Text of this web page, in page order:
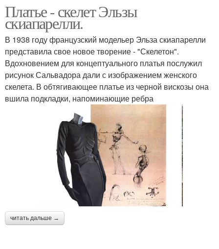
Платье - скелет Эльзы
скиапарелли.
В 1938 году французский модельер Эльза скиапарелли
представила свое новое творение - "Скелетон".
Вдохновением для концептуального платья послужил
рисунок Сальвадора дали с изображением женского
скелета. В обтягивающее платье из черной вискозы она
вшила подкладки, напоминающие ребра
читать дальше →